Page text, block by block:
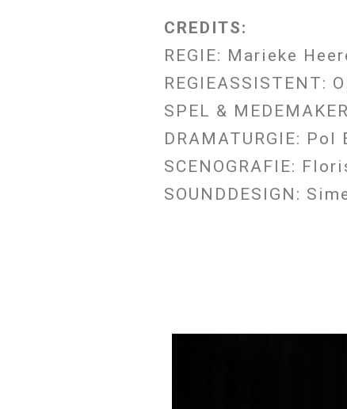
CREDITS:
REGIE: Marieke
REGIEASSISTENT:
SPEL &
DRAMATURGIE: Pol
SCENOGRAFIE:
SOUNDDESIGN: